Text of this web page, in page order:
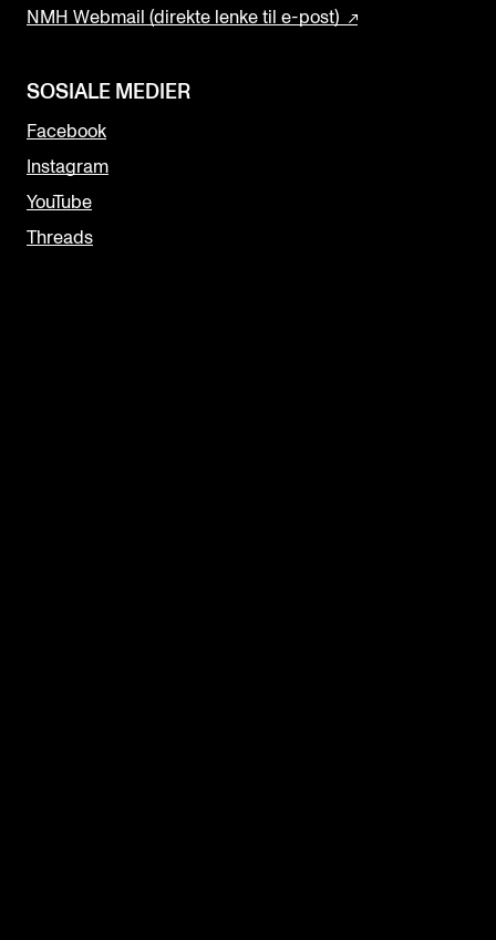
NMH Webmail (direkte lenke til e-post)
SOSIALE MEDIER
Facebook
Instagram
YouTube
Threads